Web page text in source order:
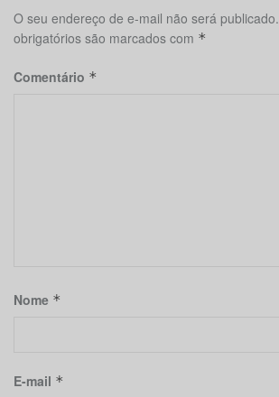
O seu endereço de e-mail não será publicado.
obrigatórios são marcados com *
Comentário *
Nome *
E-mail *